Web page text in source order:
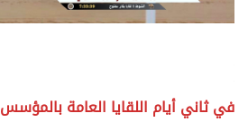
في ثاني أيام اللقايا العامة بالمؤسس